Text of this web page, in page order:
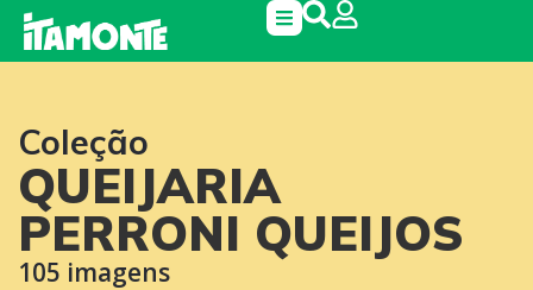
Coleção
QUEIJARIA
PERRONI QUEIJOS
105 imagens